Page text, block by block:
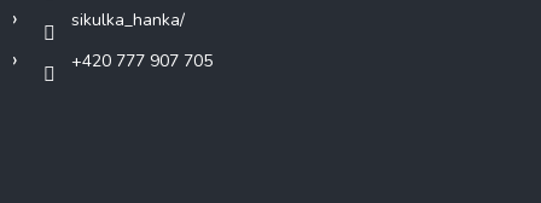
sikulka_hanka/
+420 777 907 705